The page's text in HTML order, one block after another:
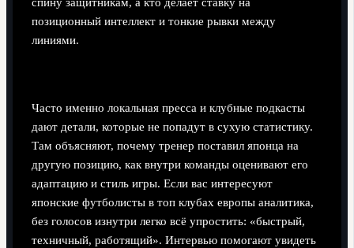
спину защитникам, а кто делает ставку на
позиционный интеллект и тонкие рывки между
линиями.
Часто именно локальная пресса и клубные подкасты
дают детали, которые не попадут в сухую статистику.
Там объясняют, почему тренер поставил японца на
другую позицию, как внутри команды оценивают его
адаптацию и стиль игры. Если вас интересуют
японские футболисты в топ клубах европы аналитика,
без голосов изнутри легко всё упростить: «быстрый,
техничный, работящий». Интервью помогают увидеть